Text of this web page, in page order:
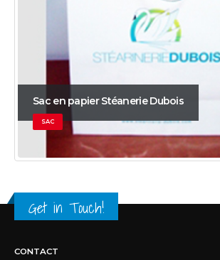
Sac en papier Stéanerie Dubois
SAC
Get in Touch!
CONTACT